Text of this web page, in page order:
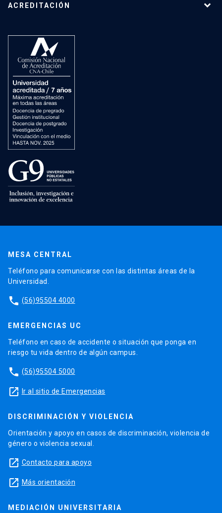
ACREDITACIÓN
MESA CENTRAL
Teléfono para comunicarse con las distintas áreas de la
Universidad.
phone (56)95504 4000
EMERGENCIAS UC
Teléfono en caso de accidente o situación que ponga en
riesgo tu vida dentro de algún campus.
phone (56)95504 5000
launch Ir al sitio de Emergencias
DISCRIMINACIÓN Y VIOLENCIA
Orientación y apoyo en casos de discriminación, violencia de
género o violencia sexual.
launch Contacto para apoyo
launch Más orientación
MEDIACIÓN UNIVERSITARIA